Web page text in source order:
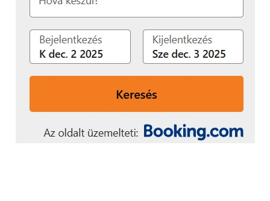
innováció fejlesztése, a hozzáértő munkaerő
megteremtése, valamint az e-kormányzásra való
átállás azok a területek, amelyek az ország
versenyképességére és a befektetések
növekedésére is hatással vannak, így hosszú távon
az ország gazdasági gyarapodásának és társadalmi